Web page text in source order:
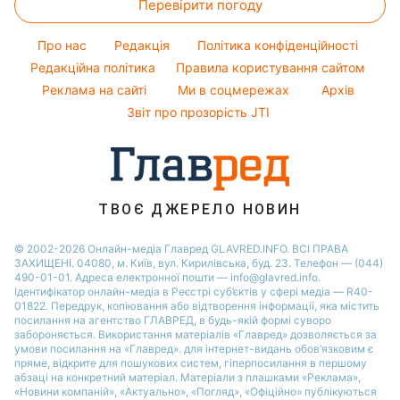
Алла Пугачова
Максим Галкін
Настя Каменських
Кімнатні рослини
Курс валют
Погода на сьогодні
Погода на завтра
Пилова буря
Перевірити погоду
Про нас Редакція
Політика конфіденційності
Редакційна політика
Правила користування сайтом
Реклама на сайті
Ми в соцмережах
Архів
Звіт про прозорість JTI
ТВОЄ ДЖЕРЕЛО НОВИН
© 2002-2026 Онлайн-медіа Главред GLAVRED.INFO. ВСІ ПРАВА
ЗАХИЩЕНІ. 04080, м. Київ, вул. Кирилівська, буд. 23. Телефон — (044)
490-01-01. Адреса електронної пошти — info@glavred.info.
Ідентифікатор онлайн-медіа в Реєстрі суб’єктів у сфері медіа — R40-
01822. Передрук, копіювання або відтворення інформації, яка містить
посилання на агентство ГЛАВРЕД, в будь-якій формi суворо
забороняється. Використання матеріалів «Главред» дозволяється за
умови посилання на «Главред». для інтернет-видань обов’язковим є
пряме, відкрите для пошукових систем, гіперпосилання в першому
абзаці на конкретний матеріал. Матеріали з плашками «Реклама»,
«Новини компаній», «Актуально», «Погляд», «Офіційно» публікуються